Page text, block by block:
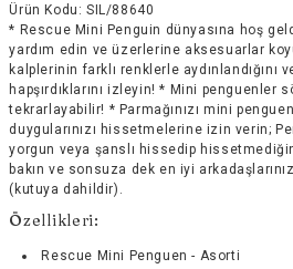
Ürün Kodu : SIL/88640
* Rescue Mini Penguin dünyasına hoş
yardım edin ve üzerlerine aksesuarlar
kalplerinin farklı renklerle
hapşırdıklarını izleyin! * Mini
tekrarlayabilir! * Parmağınızı mini
duygularınızı hissetmelerine izin verin;
yorgun veya şanslı hissedip
bakın ve sonsuza dek en iyi
(kutuya dahildir).
Özellikleri:
Rescue Mini Penguen - Asorti